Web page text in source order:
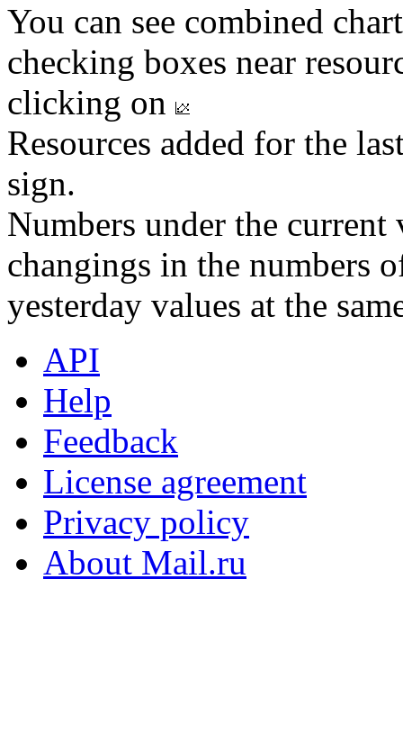
You can see combined
checking boxes near
clicking on
Resources added for the
sign.
Numbers under the
changings in the numbers
yesterday values at the
API
Help
Feedback
License agreement
Privacy policy
About Mail.ru